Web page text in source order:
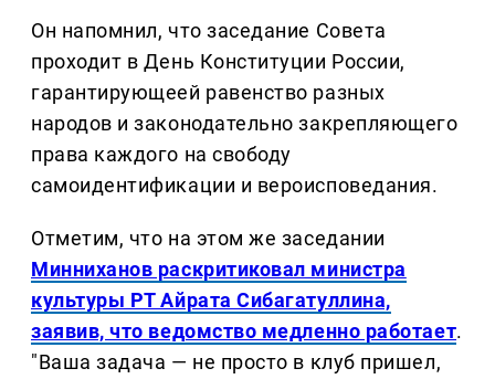
Он напомнил, что заседание Совета
проходит в День Конституции России,
гарантирующеей равенство разных
народов и законодательно закрепляющего
права каждого на свободу
самоидентификации и вероисповедания.
Отметим, что на этом же заседании
Минниханов раскритиковал министра
культуры РТ Айрата Сибагатуллина,
заявив, что ведомство медленно работает.
"Ваша задача — не просто в клуб пришел,